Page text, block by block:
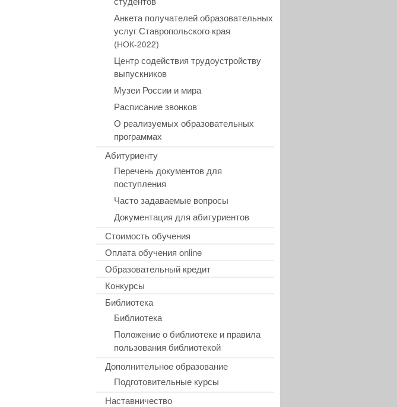
Анкета получателей образовательных
услуг Ставропольского края
(НОК-2022)
Центр содействия трудоустройству
выпускников
Музеи России и мира
Расписание звонков
О реализуемых образовательных
программах
Абитуриенту
Перечень документов для
поступления
Часто задаваемые вопросы
Документация для абитуриентов
Стоимость обучения
Оплата обучения online
Образовательный кредит
Конкурсы
Библиотека
Библиотека
Положение о библиотеке и правила
пользования библиотекой
Дополнительное образование
Подготовительные курсы
Наставничество